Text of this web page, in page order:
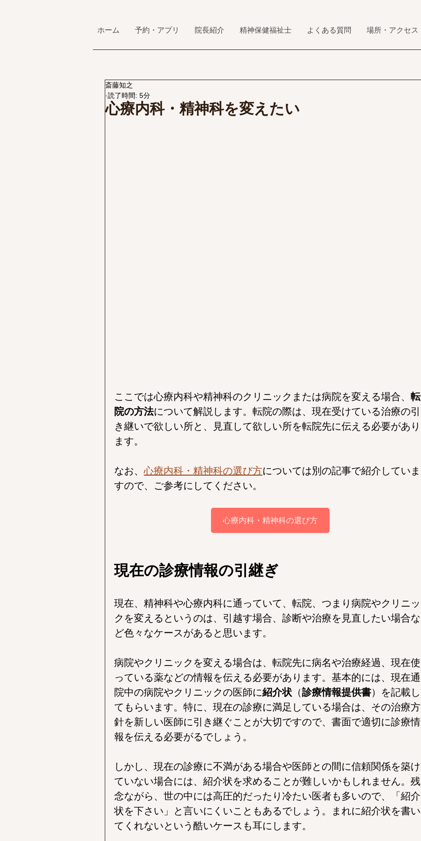
ホーム 予約・アプリ 院長紹介 精神保健福祉士 よくある質問 場所・アクセス
心療内科・精神科を変えたい
斎藤知之
読了時間: 5分
ここでは心療内科や精神科のクリニックまたは病院を変える場合、 転
院の方法について解説します。転院の際は、現在受けている治療の引
き継いで欲しい所と、見直して欲しい所を転院先に伝える必要があり
ます。
なお、心療内科・精神科の選び方については別の記事で紹介していま
すので、ご参考にしてください。
心療内科・精神科の選び方
現在の診療情報の引継ぎ
現在、精神科や心療内科に通っていて、転院、つまり病院やクリニッ
クを変えるというのは、引越す場合、診断や治療を見直したい場合な
ど色々なケースがあると思います。
病院やクリニックを変える場合は、転院先に病名や治療経過、現在使
っている薬などの情報を伝える必要があります。基本的には、現在通
院中の病院やクリニックの医師に紹介状 （診療情報提供書）を記載し
てもらいます。特に、現在の診療に満足している場合は、その治療方
針を新しい医師に引き継ぐことが大切ですので、書面で適切に診療情
報を伝える必要がるでしょう。
しかし、現在の診療に不満がある場合や医師との間に信頼関係を築け
ていない場合には、紹介状を求めることが難しいかもしれません。残
念ながら、世の中には高圧的だったり冷たい医者も多いので、「紹介
状を下さい」と言いにくいこともあるでしょう。まれに紹介状を書い
てくれないという酷いケースも耳にします。